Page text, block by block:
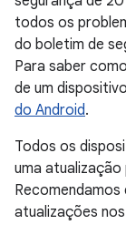
todos os
do boletim de
Para saber
de um
do Android.
Todos os
uma
atualizações